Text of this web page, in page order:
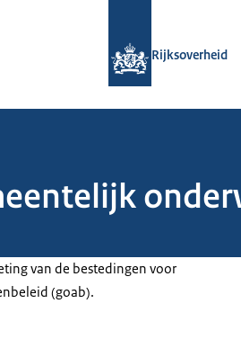
Rijksoverheid
van de bestedingen voor
(goab).